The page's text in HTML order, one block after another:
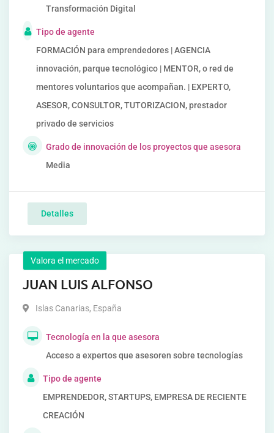
Transformación Digital
Tipo de agente
FORMACIÓN para emprendedores | AGENCIA
innovación, parque tecnológico | MENTOR, o red de
mentores voluntarios que acompañan. | EXPERTO,
ASESOR, CONSULTOR, TUTORIZACION, prestador
privado de servicios
Grado de innovación de los proyectos que asesora
Media
Detalles
Valora el mercado
JUAN LUIS ALFONSO
Islas Canarias, España
Tecnología en la que asesora
Acceso a expertos que asesoren sobre tecnologías
Tipo de agente
EMPRENDEDOR, STARTUPS, EMPRESA DE RECIENTE
CREACIÓN